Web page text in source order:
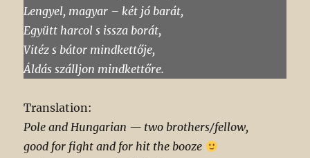
Lengyel, magyar – két jó barát,
Együtt harcol s issza borát,
Vitéz s bátor mindkettője,
Áldás szálljon mindkettőre.
Translation:
Pole and Hungarian — two brothers/fellow,
good for fight and for hit the booze